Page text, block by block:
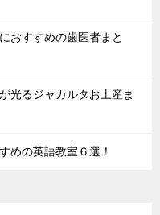
おすすめの歯医者まと
光るジャカルタお土産ま
めの英語教室６選！